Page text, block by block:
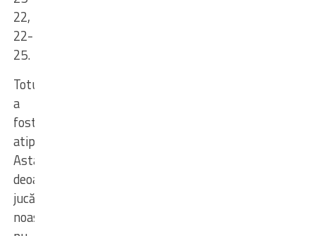
22,
22-
25.
Totul
a
fost
atipic
Asta
deoarece
jucătoarele
noastre